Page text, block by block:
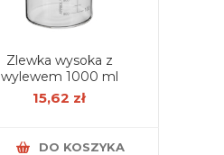
Zlewka wysoka z
wylewem 1000 ml
15,62 zł
DO KOSZYKA